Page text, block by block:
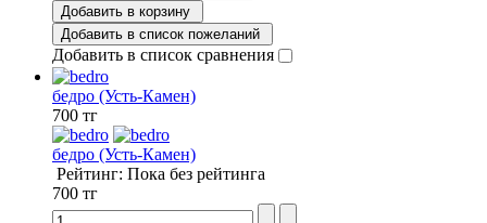
Добавить в корзину
Добавить в список пожеланий
Добавить в список сравнения
бедро (Усть-Камен)
700 тг
бедро (Усть-Камен)
Рейтинг: Пока без рейтинга
700 тг